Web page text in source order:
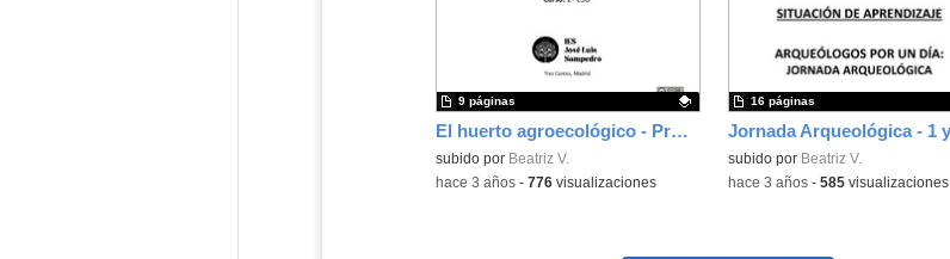
El huerto agroecológico - Propuesta didáctica para 2ESO Atención Educativa.
Contenido educativo.
subido por Beatriz V.
9 páginas
-hace 3 años- 776visualizaciones
Contenido educativo.
subido por Beatriz V.
16 páginas
-hace 3 años- 585visualizaciones